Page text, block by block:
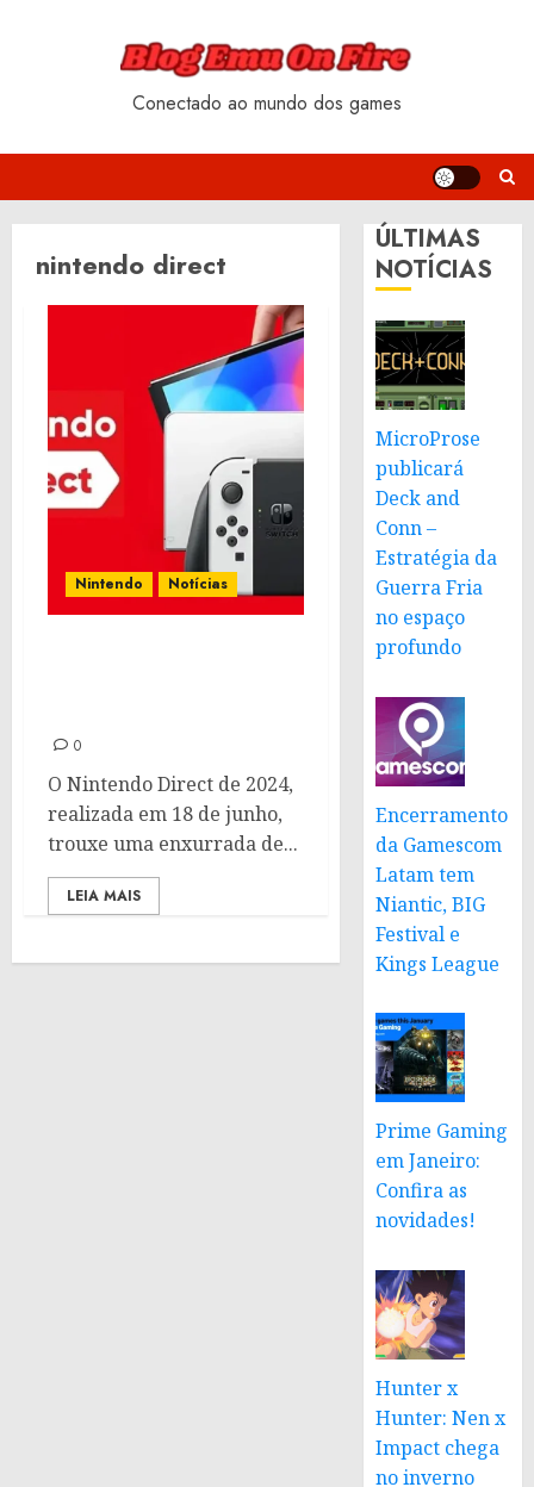
Conectado ao mundo dos games
nintendo direct
Nintendo Notícias
0
O Nintendo Direct de 2024,
realizada em 18 de junho,
trouxe uma enxurrada de...
LEIA MAIS
ÚLTIMAS
NOTÍCIAS
MicroProse
publicará
Deck and
Conn –
Estratégia da
Guerra Fria
no espaço
profundo
Encerramento
da Gamescom
Latam tem
Niantic, BIG
Festival e
Kings League
Prime Gaming
em Janeiro:
Confira as
novidades!
Hunter x
Hunter: Nen x
Impact chega
no inverno